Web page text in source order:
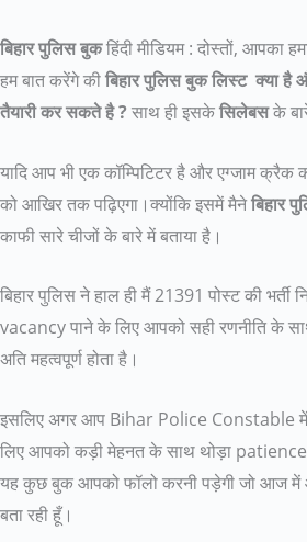
बिहार पुलिस बुकहिंदी मीडियम : दोस्तों, आपका
हम बात करेंगे कीबिहार पुलिस बुक लिस्ट क्या है
तैयारी कर सकते है ? साथ ही इसकेसिलेबसके
यादि आप भी एक कॉम्पिटिटर है और एग्जाम क्रैक
को आखिर तक पढ़िएगा।क्योंकि इसमें मैनेबिहार
काफी सारे चीजों के बारे में बताया है।
बिहार पुलिस ने हाल ही मैं 21391 पोस्ट की भर्ती
vacancy पाने के लिए आपको सही रणनीति के
अति महत्वपूर्ण होता है।
इसलिए अगर आप Bihar Police Constable में
लिए आपको कड़ी मेहनत के साथ थोड़ा
यह कुछ बुक आपको फॉलो करनी पड़ेगी जो आज में
बता रही हूँ।